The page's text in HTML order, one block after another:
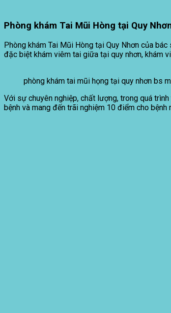
Phòng khám Tai Mũi Hòng tại Quy
Phòng khám Tai Mũi Hòng tại Quy Nhơn của
đặc biệt khám viêm tai giữa tại quy nhơn, khám
phòng khám tai mũi họng tại quy nhơn bs
Với sự chuyên nghiệp, chất lượng, trong quá
bệnh và mang đến trãi nghiệm 10 điểm cho bệnh